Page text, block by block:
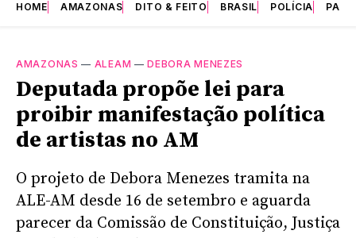
HOME AMAZONAS DITO & FEITO BRASIL POLÍCIA
AMAZONAS — ALEAM —DEBORA MENEZES
Deputada propõe lei para
proibir manifestação política
de artistas no AM
O projeto de Debora Menezes tramita na
ALE-AM desde 16 de setembro e aguarda
parecer da Comissão de Constituição, Justiça